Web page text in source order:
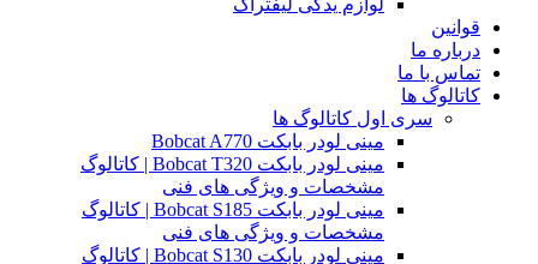
لوازم یدکی لیفتراک
قوانین
درباره ما
تماس با ما
کاتالوگ ها
سری اول کاتالوگ ها
مینی لودر بابکت Bobcat A770
مینی لودر بابکت Bobcat T320 | کاتالوگ
مشخصات و ویژگی های فنی
مینی لودر بابکت Bobcat S185 | کاتالوگ
مشخصات و ویژگی های فنی
مینی لودر بابکت Bobcat S130 | کاتالوگ